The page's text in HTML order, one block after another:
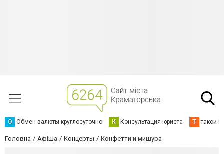
О Обмен валюты круглосуточно К Консультация юриста Т такси
Головна Афіша Концерты Конфетти и мишура